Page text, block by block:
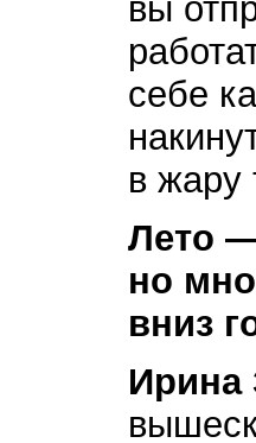
вы
себе
в жару
Лето
но
вниз
Ирина